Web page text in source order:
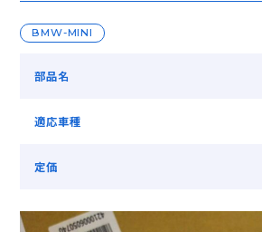
BMW-MINI
部品名
適応車種
定価